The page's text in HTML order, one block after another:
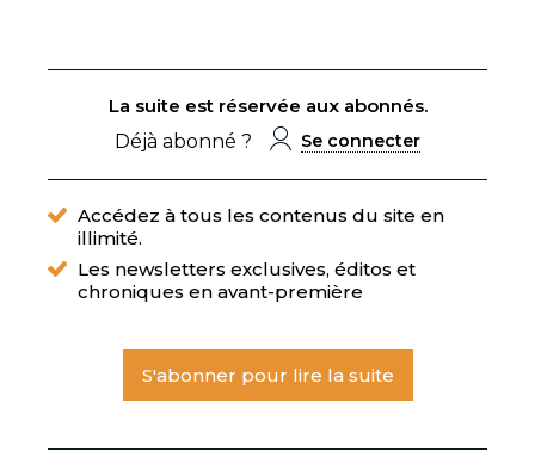
La suite est réservée aux abonnés.
Déjà abonné ?
Se connecter
Accédez à tous les contenus du site en
illimité.
Les newsletters exclusives, éditos et
chroniques en avant-première
S'abonner pour lire la suite